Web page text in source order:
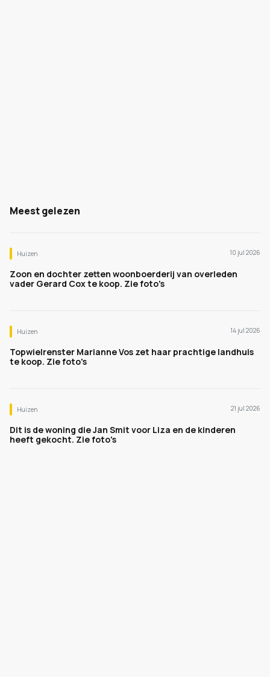
Meest gelezen
Huizen 10 jul 2026
Zoon en dochter zetten woonboerderij van overleden
vader Gerard Cox te koop. Zie foto's
Huizen 14 jul 2026
Topwielrenster Marianne Vos zet haar prachtige landhuis
te koop. Zie foto's
Huizen 21 jul 2026
Dit is de woning die Jan Smit voor Liza en de kinderen
heeft gekocht. Zie foto's